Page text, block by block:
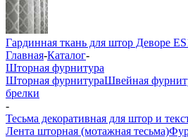
Гардинная ткань для штор Деворе
Главная-Каталог-
Шторная фурнитура
Шторная фурнитураШвейная
брелки
-
Тесьма декоративная для штор и
Лента шторная (мотажная тесьма)